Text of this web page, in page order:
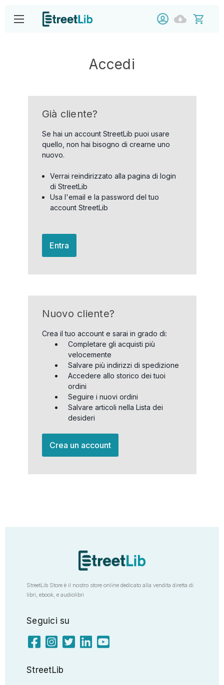
Accedi
Già cliente?
Se hai un account StreetLib puoi usare
quello, non hai bisogno di crearne uno
nuovo.
Verrai reindirizzato alla pagina di login
di StreetLib
Usa l'email e la password del tuo
account StreetLib
Entra
Nuovo cliente?
Crea il tuo account e sarai in grado di:
Completare gli acquisti più
velocemente
Salvare più indirizzi di spedizione
Accedere allo storico dei tuoi
ordini
Seguire i nuovi ordini
Salvare articoli nella Lista dei
desideri
Crea un account
StreetLib Store è il nostro store online dedicato alla vendita diretta di
libri, ebook, e audiolibri
Seguici su
StreetLib